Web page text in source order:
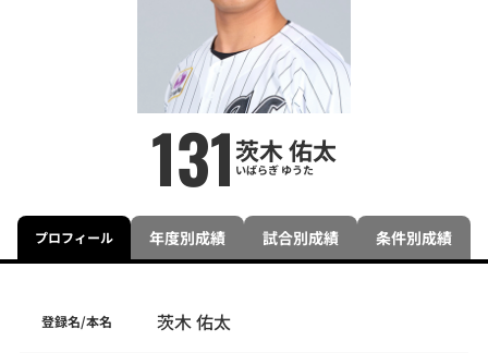
131茨木 佑太
いばらぎ ゆうた
プロフィール 年度別成績 試合別成績 条件別成績
登録名/本名 茨木 佑太